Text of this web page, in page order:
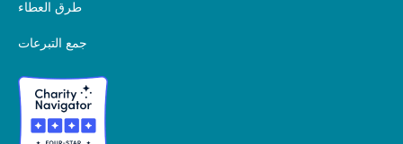
طرق العطاء
جمع التبرعات